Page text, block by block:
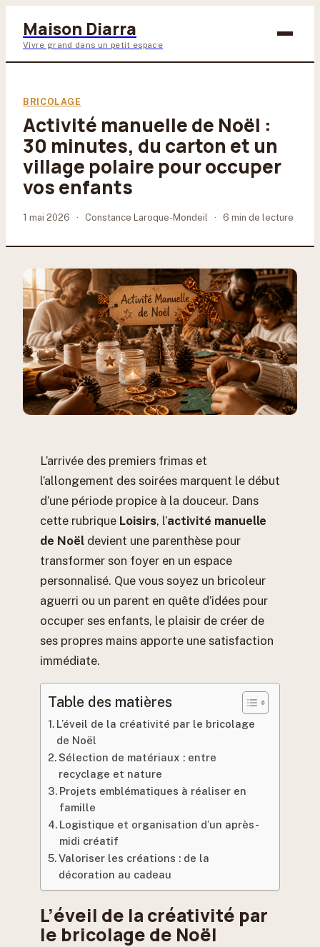
Maison Diarra
Vivre grand dans un petit espace
Maison & Déco
Jardinage
Lifestyle
BRICOLAGE
Activité manuelle de Noël :
30 minutes, du carton et un
village polaire pour occuper
vos enfants
1 mai 2026 · Constance Laroque-Mondeil · 6 min de lecture
L’arrivée des premiers frimas et
l’allongement des soirées marquent le début
d’une période propice à la douceur. Dans
cette rubrique Loisirs, l’activité manuelle
de Noël devient une parenthèse pour
transformer son foyer en un espace
personnalisé. Que vous soyez un bricoleur
aguerri ou un parent en quête d’idées pour
occuper ses enfants, le plaisir de créer de
ses propres mains apporte une satisfaction
immédiate.
Table des matières
L’éveil de la créativité par le bricolage
de Noël
Sélection de matériaux : entre
recyclage et nature
Projets emblématiques à réaliser en
famille
Logistique et organisation d’un après-
midi créatif
Valoriser les créations : de la
décoration au cadeau
L’éveil de la créativité par
le bricolage de Noël